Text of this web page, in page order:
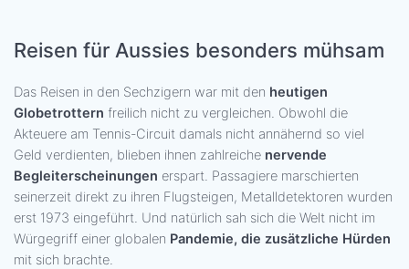
Reisen für Aussies besonders mühsam
Das Reisen in den Sechzigern war mit den heutigen
Globetrottern freilich nicht zu vergleichen. Obwohl die
Akteuere am Tennis-Circuit damals nicht annähernd so viel
Geld verdienten, blieben ihnen zahlreiche nervende
Begleiterscheinungen erspart. Passagiere marschierten
seinerzeit direkt zu ihren Flugsteigen, Metalldetektoren wurden
erst 1973 eingeführt. Und natürlich sah sich die Welt nicht im
Würgegriff einer globalen Pandemie, die zusätzliche Hürden
mit sich brachte.